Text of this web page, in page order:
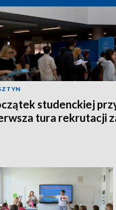
studenckiej
tura rekrutacji